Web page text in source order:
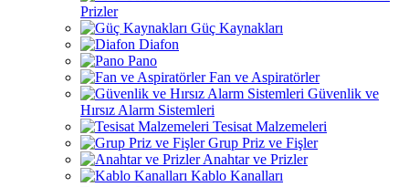
Prizler
Güç Kaynakları
Diafon
Pano
Fan ve Aspiratörler
Güvenlik ve
Hırsız Alarm Sistemleri
Tesisat Malzemeleri
Grup Priz ve Fişler
Anahtar ve Prizler
Kablo Kanalları